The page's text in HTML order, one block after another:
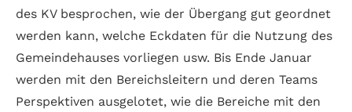
des KV besprochen, wie der Über­gang gut geordnet
werden kann, welche Eck­daten für die Nutzung des
Gemeinde­hauses vorliegen usw. Bis Ende Januar
werden mit den Bereichs­leitern und deren Teams
Perspek­tiven ausgelotet, wie die Bereiche mit den